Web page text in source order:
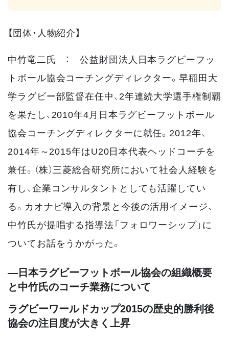
【団体・人物紹介】
中竹竜二氏 ： 公益財団法人日本ラグビーフッ
トボール協会コーチングディレクター。早稲田大
学ラグビー部監督在任中、2年連続大学選手権制覇
を果たし、2010年4月日本ラグビーフットボール
協会コーチングディレクターに就任。2012年、
2014年～2015年はU20日本代表ヘッドコーチを
兼任。（株）三菱総合研究所において社会人経験を
有し、企業コンサルタントとしても活躍してい
る。カオナビ導入の背景と今後の活用イメージ、
中竹氏が提唱する指導法「フォロワーシップ」に
ついてお話をうかがった。
―日本ラグビーフットボール協会の組織概要
と中竹氏のコーチ業務について
ラグビーワールドカップ2015の歴史的勝利後
協会の注目度が大きく上昇